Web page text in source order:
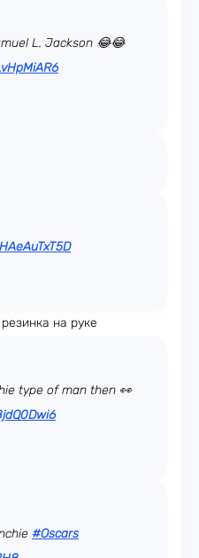
L. Jackson 😂😂
на руке
type of man then 👀
#Oscars